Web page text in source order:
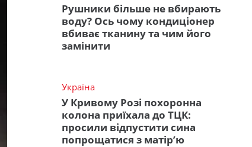
Рушники більше не вбирають
воду? Ось чому кондиціонер
вбиває тканину та чим його
замінити
Україна
У Кривому Розі похоронна
колона приїхала до ТЦК:
просили відпустити сина
попрощатися з матір’ю